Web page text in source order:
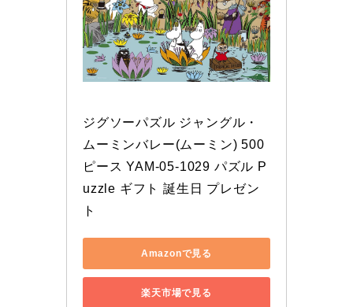
ジグソーパズル ジャングル・
ムーミンバレー(ムーミン) 500
ピース YAM-05-1029 パズル P
uzzle ギフト 誕生日 プレゼン
ト
Amazonで見る
楽天市場で見る